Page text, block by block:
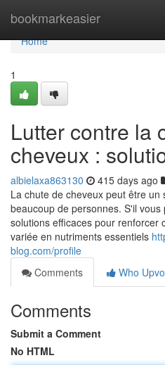
bookmarkeasier
Home
Home
1
Lutter contre la
cheveux :
albielaxa863130 415 days ago
La chute de cheveux peut être
beaucoup de personnes. S'il
solutions efficaces pour renforcer
variée en nutriments essentiels
blog.com/profile
Comments
Who
Comments
Submit a Comment
No HTML